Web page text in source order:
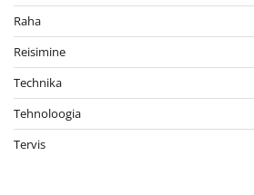
Raha
Reisimine
Technika
Tehnoloogia
Tervis